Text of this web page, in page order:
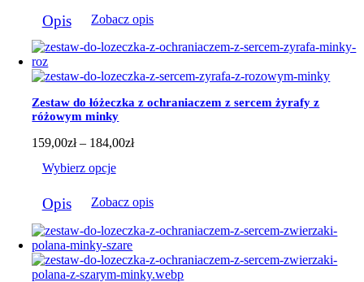
do
produkt
ma
wiele
wariantów.
Opcje
można
wybrać
na
stronie
Opis Zobacz opis
Zestaw do łóżeczka z ochraniaczem z sercem żyrafy z
różowym minky
159,00zł – 184,00złZakres
do
Wybierz opcje
produkt
ma
wiele
wariantów.
Opcje
można
Opis Zobacz opis